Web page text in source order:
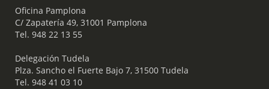
Oficina Pamplona
C/ Zapatería 49, 31001 Pamplona
Tel. 948 22 13 55
​ Delegación Tudela
Plza. Sancho el Fuerte Bajo 7, 31500 Tudela
Tel. 948 41 03 10